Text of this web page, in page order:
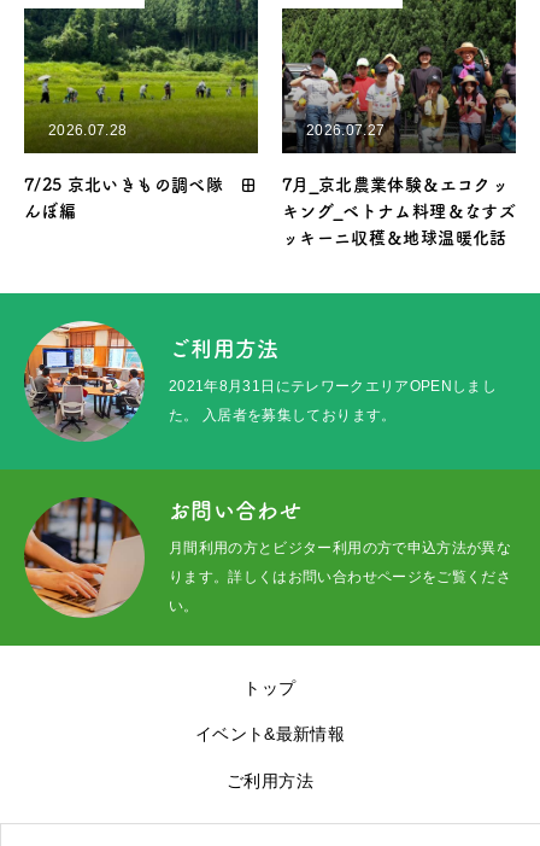
トップ
イベント&最新情報
プロジェクト
施設ガイド
メッセージ
アクセス
京北100選
お問い合わせ
7/25 京北いきもの調べ隊 田
んぼ編
2026.07.28
7月_京北農業体験＆エコクッ
キング_ベトナム料理＆なすズ
ッキーニ収穫＆地球温暖化話
2026.07.27
ご利用方法
2021年8月31日にテレワークエリアOPENしまし
た。 入居者を募集しております。
お問い合わせ
月間利用の方とビジター利用の方で申込方法が異な
ります。詳しくはお問い合わせページをご覧くださ
い。
トップ
イベント&最新情報
ご利用方法